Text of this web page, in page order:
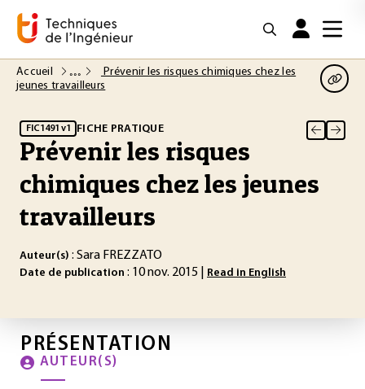
Accueil
Prévenir les risques chimiques chez les
jeunes travailleurs
FIC1491 v1 FICHE PRATIQUE
Prévenir les risques
chimiques chez les jeunes
travailleurs
Auteur(s) : Sara FREZZATO
Date de publication : 10 nov. 2015 | Read in English
PRÉSENTATION
AUTEUR(S)